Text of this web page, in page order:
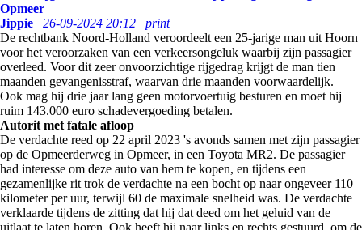
Opmeer
Jippie
26-09-2024 20:12
print
De rechtbank Noord-Holland veroordeelt een 25-jarige man uit Hoorn
voor het veroorzaken van een verkeersongeluk waarbij zijn passagier
overleed. Voor dit zeer onvoorzichtige rijgedrag krijgt de man tien
maanden gevangenisstraf, waarvan drie maanden voorwaardelijk.
Ook mag hij drie jaar lang geen motorvoertuig besturen en moet hij
ruim 143.000 euro schadevergoeding betalen.
Autorit met fatale afloop
De verdachte reed op 22 april 2023 's avonds samen met zijn passagier
op de Opmeerderweg in Opmeer, in een Toyota MR2. De passagier
had interesse om deze auto van hem te kopen, en tijdens een
gezamenlijke rit trok de verdachte na een bocht op naar ongeveer 110
kilometer per uur, terwijl 60 de maximale snelheid was. De verdachte
verklaarde tijdens de zitting dat hij dat deed om het geluid van de
uitlaat te laten horen. Ook heeft hij naar links en rechts gestuurd, om de